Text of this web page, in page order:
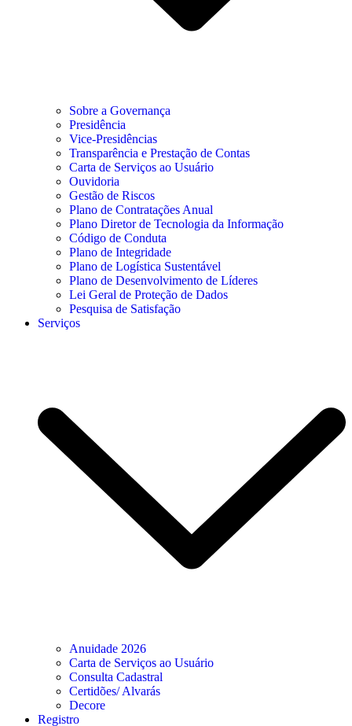
Sobre a Governança
Presidência
Vice-Presidências
Transparência e Prestação de Contas
Carta de Serviços ao Usuário
Ouvidoria
Gestão de Riscos
Plano de Contratações Anual
Plano Diretor de Tecnologia da Informação
Código de Conduta
Plano de Integridade
Plano de Logística Sustentável
Plano de Desenvolvimento de Líderes
Lei Geral de Proteção de Dados
Pesquisa de Satisfação
Serviços
Anuidade 2026
Carta de Serviços ao Usuário
Consulta Cadastral
Certidões/ Alvarás
Decore
Registro